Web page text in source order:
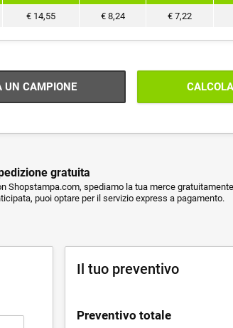
€ 14,55 € 8,24 € 7,22
UN CAMPIONE
gratuita
Shopstampa.com, spediamo la tua merce
puoi optare per il servizio express a pagamento.
Il tuo preventivo
Preventivo totale